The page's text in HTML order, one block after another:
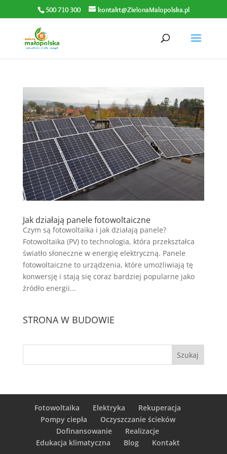
500 710 300 kontakt@ZielonaMalopolska.pl
Jak działają panele fotowoltaiczne
Czym są fotowoltaika i jak działają panele?
Fotowoltaika (PV) to technologia, która przekształca
światło słoneczne w energię elektryczną. Panele
fotowoltaiczne to urządzenia, które umożliwiają tę
konwersję i stają się coraz bardziej popularne jako
źródło energii...
STRONA W BUDOWIE
Fotowoltaika Elektryka
Rekuperacja
Pompy ciepła
Oczyszczanie ścieków
Dofinansowanie
Realizacje
Edukacja klimatyczna
Blog Kontakt